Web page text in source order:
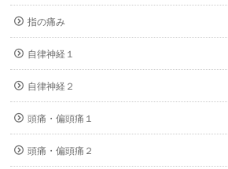
指の痛み
自律神経１
自律神経２
頭痛・偏頭痛１
頭痛・偏頭痛２